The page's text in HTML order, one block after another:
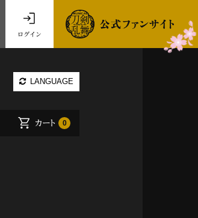
ログイン
LANGUAGE
カート 0